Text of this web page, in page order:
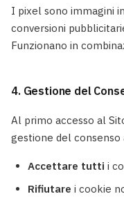
I pixel sono immagini
conversioni
Funzionano in
4. Gestione del
Al primo accesso al
gestione del consenso
Accettare tutti i
Rifiutare i cookie